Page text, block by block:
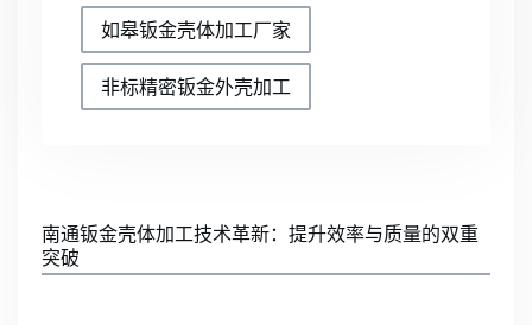
如皋钣金壳体加工厂家
非标精密钣金外壳加工
南通钣金壳体加工技术革新：提升效率与质量的双重
突破